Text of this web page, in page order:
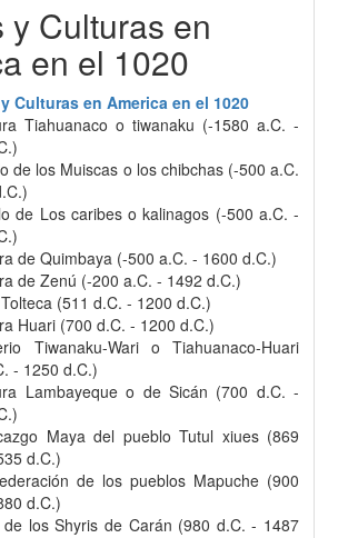
y Culturas en
en el 1020
Culturas en America en el 1020
Tiahuanaco o tiwanaku (-1580 a.C. -
de los Muiscas o los chibchas (-500 a.C.
de Los caribes o kalinagos (-500 a.C. -
de Quimbaya (-500 a.C. - 1600 d.C.)
de Zenú (-200 a.C. - 1492 d.C.)
(511 d.C. - 1200 d.C.)
Huari (700 d.C. - 1200 d.C.)
Tiwanaku-Wari o Tiahuanaco-Huari
- 1250 d.C.)
Lambayeque o de Sicán (700 d.C. -
Maya del pueblo Tutul xiues (869
d.C.)
de los pueblos Mapuche (900
d.C.)
de los Shyris de Carán (980 d.C. - 1487